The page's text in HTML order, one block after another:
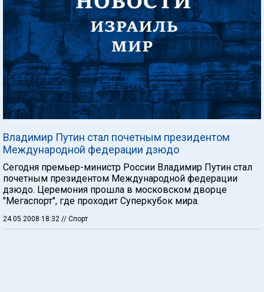
Владимир Путин стал почетным президентом
Международной федерации дзюдо
Сегодня премьер-министр России Владимир Путин стал
почетным президентом Международной федерации
дзюдо. Церемония прошла в московском дворце
"Мегаспорт", где проходит Суперкубок мира.
24.05.2008 18:32 // Спорт